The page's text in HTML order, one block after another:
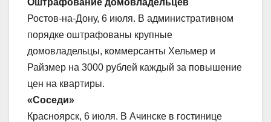
Оштрафование домовладельцев
Ростов-на-Дону, 6 июля. В административном
порядке оштрафованы крупные
домовладельцы, коммерсанты Хельмер и
Райзмер на 3000 рублей каждый за повышение
цен на квартиры.
«Соседи»
Красноярск, 6 июля. В Ачинске в гостинице